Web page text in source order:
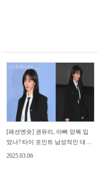
[패션엔숏] 권유리, 아빠 양복 입
었나? 타이 포인트 남성적인 대디
코어 슈트핏
2025.03.06